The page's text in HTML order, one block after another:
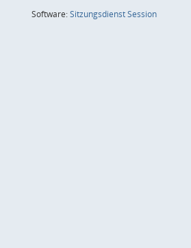
Software:SitzungsdienstSession(Wird in